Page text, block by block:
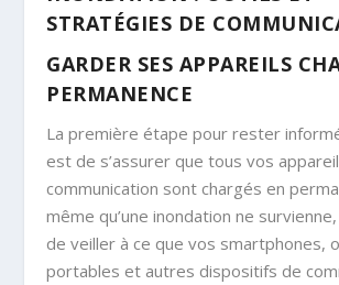
STRATÉGIES DE
GARDER SES APPAREILS
PERMANENCE
La première étape pour rester
est de s’assurer que tous vos
communication sont chargés en
même qu’une inondation ne
de veiller à ce que vos smartphones,
portables et autres dispositifs de